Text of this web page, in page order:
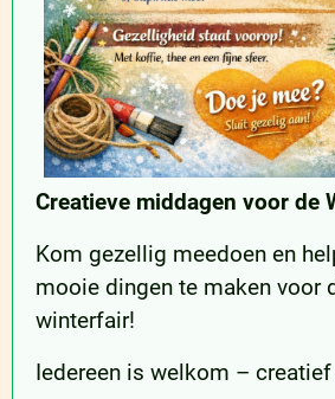
Creatieve middagen voor de
Kom gezellig meedoen en
mooie dingen te maken voor
winterfair!
Iedereen is welkom –